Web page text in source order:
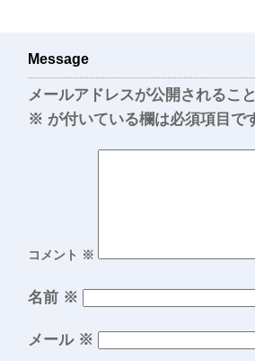
Message
メールアドレスが公開されるこ
※ が付いている欄は必須項目で
コメント ※
名前 ※
メール ※